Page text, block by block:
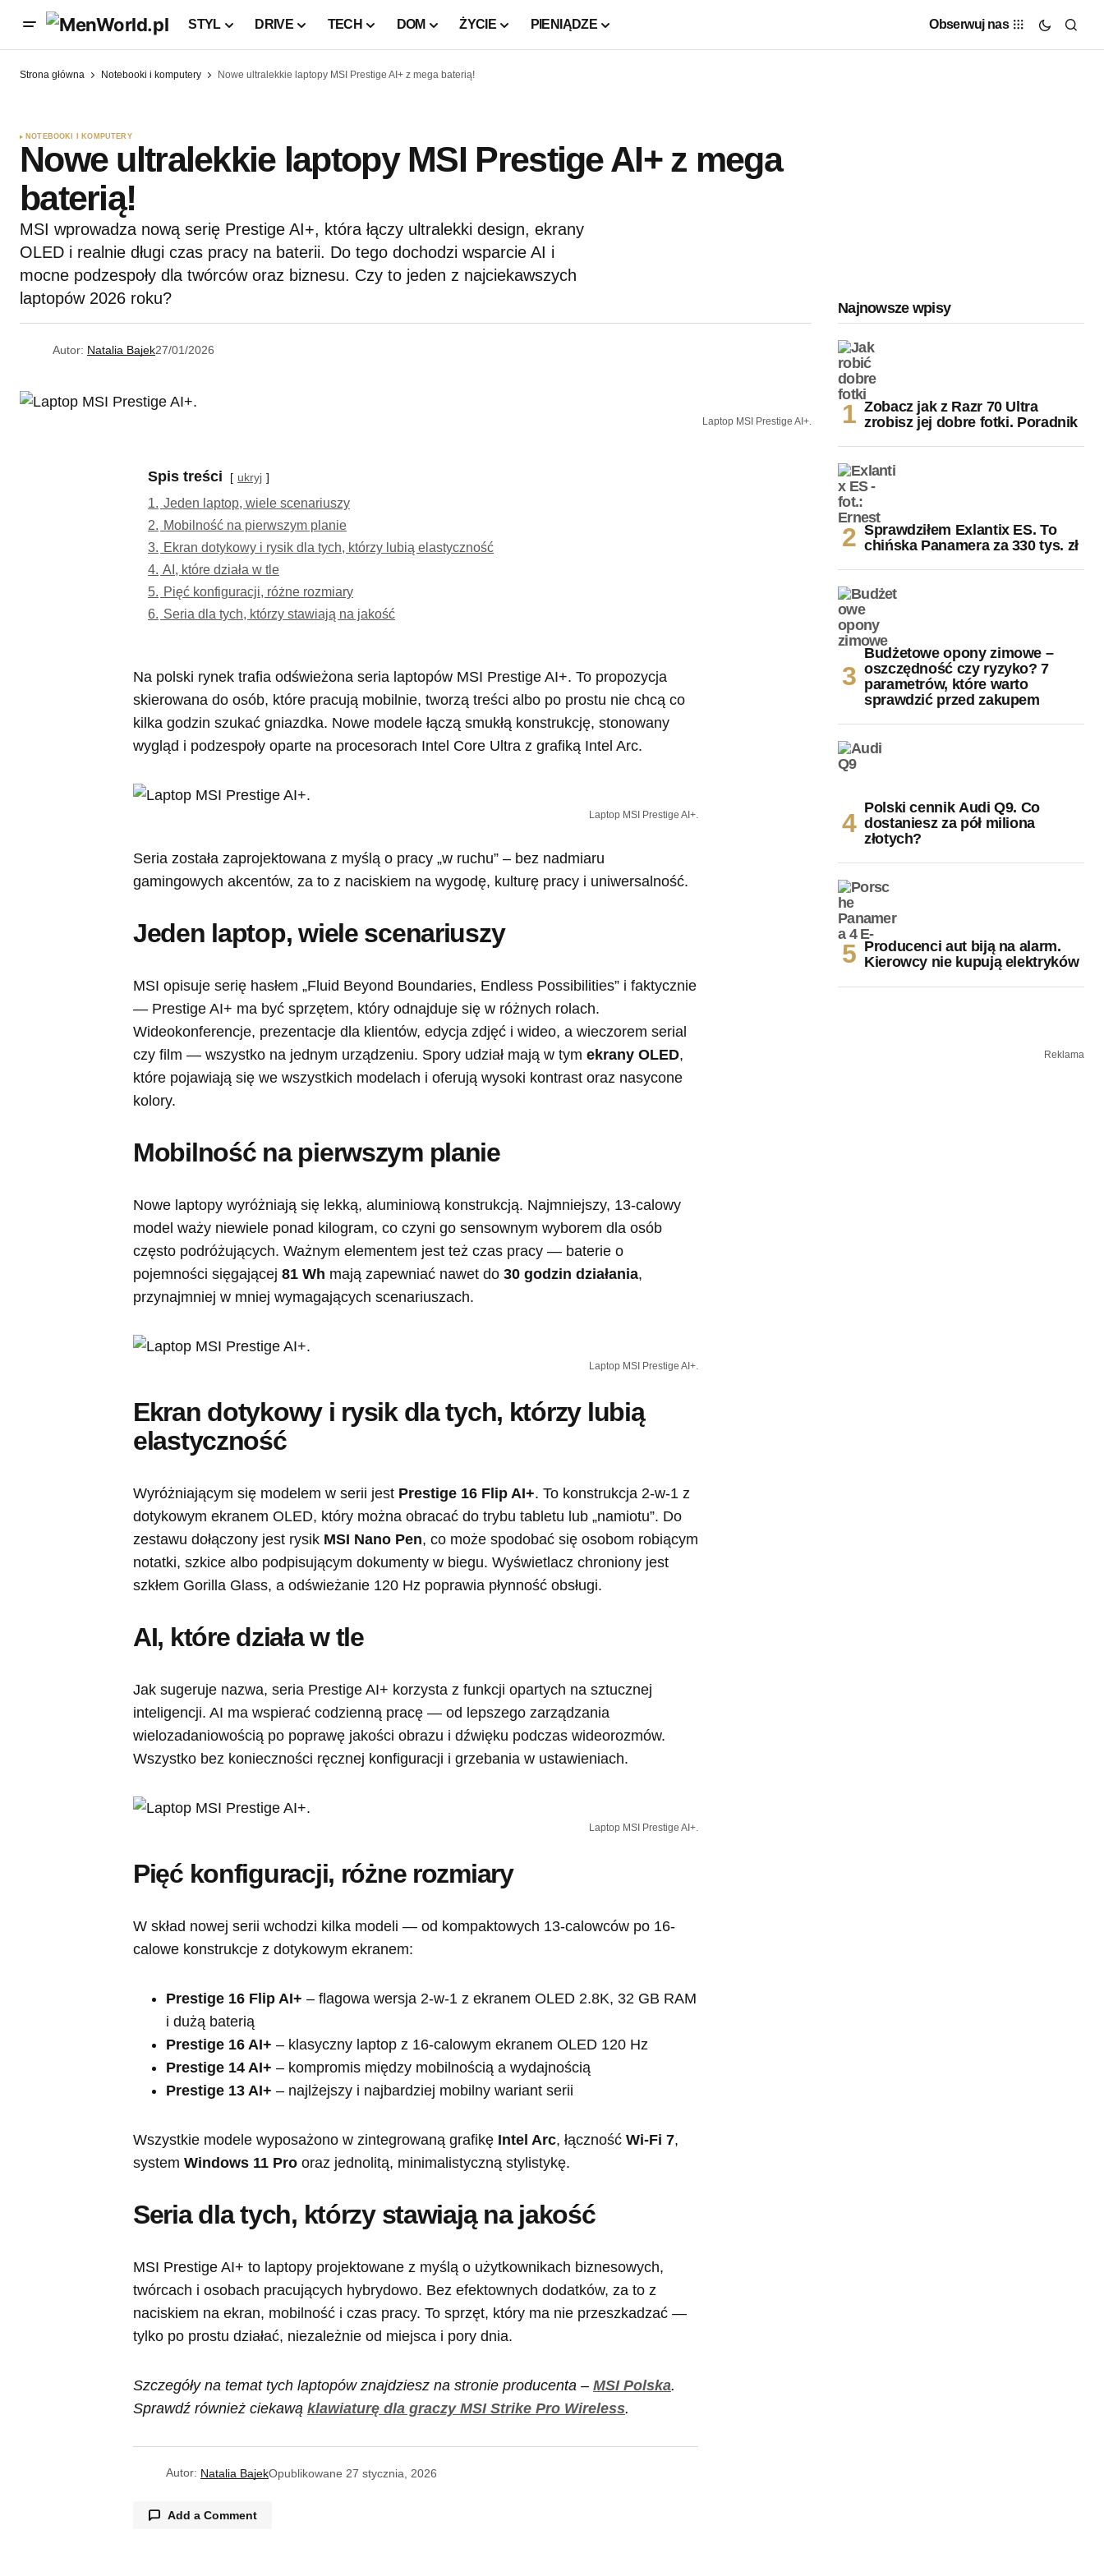
STYL DRIVE TECH DOM ŻYCIE PIENIĄDZE Obserwuj nas
Strona główna Notebooki i komputery Nowe ultralekkie laptopy MSI Prestige AI+ z mega baterią!
NOTEBOOKI I KOMPUTERY
Nowe ultralekkie laptopy MSI Prestige AI+ z mega
baterią!
MSI wprowadza nową serię Prestige AI+, która łączy ultralekki design, ekrany
OLED i realnie długi czas pracy na baterii. Do tego dochodzi wsparcie AI i
mocne podzespoły dla twórców oraz biznesu. Czy to jeden z najciekawszych
laptopów 2026 roku?
Autor: Natalia Bajek27/01/2026
Laptop MSI Prestige AI+.
Spis treści ukryj
1. Jeden laptop, wiele scenariuszy
2. Mobilność na pierwszym planie
3. Ekran dotykowy i rysik dla tych, którzy lubią elastyczność
4. AI, które działa w tle
5. Pięć konfiguracji, różne rozmiary
6. Seria dla tych, którzy stawiają na jakość
Na polski rynek trafia odświeżona seria laptopów MSI Prestige AI+. To propozycja
skierowana do osób, które pracują mobilnie, tworzą treści albo po prostu nie chcą co
kilka godzin szukać gniazdka. Nowe modele łączą smukłą konstrukcję, stonowany
wygląd i podzespoły oparte na procesorach Intel Core Ultra z grafiką Intel Arc.
Laptop MSI Prestige AI+.
Seria została zaprojektowana z myślą o pracy „w ruchu” – bez nadmiaru
gamingowych akcentów, za to z naciskiem na wygodę, kulturę pracy i uniwersalność.
Jeden laptop, wiele scenariuszy
MSI opisuje serię hasłem „Fluid Beyond Boundaries, Endless Possibilities” i faktycznie
— Prestige AI+ ma być sprzętem, który odnajduje się w różnych rolach.
Wideokonferencje, prezentacje dla klientów, edycja zdjęć i wideo, a wieczorem serial
czy film — wszystko na jednym urządzeniu. Spory udział mają w tym ekrany OLED,
które pojawiają się we wszystkich modelach i oferują wysoki kontrast oraz nasycone
kolory.
Mobilność na pierwszym planie
Nowe laptopy wyróżniają się lekką, aluminiową konstrukcją. Najmniejszy, 13-calowy
model waży niewiele ponad kilogram, co czyni go sensownym wyborem dla osób
często podróżujących. Ważnym elementem jest też czas pracy — baterie o
pojemności sięgającej 81 Wh mają zapewniać nawet do 30 godzin działania,
przynajmniej w mniej wymagających scenariuszach.
Laptop MSI Prestige AI+.
Ekran dotykowy i rysik dla tych, którzy lubią
elastyczność
Wyróżniającym się modelem w serii jest Prestige 16 Flip AI+. To konstrukcja 2-w-1 z
dotykowym ekranem OLED, który można obracać do trybu tabletu lub „namiotu”. Do
zestawu dołączony jest rysik MSI Nano Pen, co może spodobać się osobom robiącym
notatki, szkice albo podpisującym dokumenty w biegu. Wyświetlacz chroniony jest
szkłem Gorilla Glass, a odświeżanie 120 Hz poprawia płynność obsługi.
AI, które działa w tle
Jak sugeruje nazwa, seria Prestige AI+ korzysta z funkcji opartych na sztucznej
inteligencji. AI ma wspierać codzienną pracę — od lepszego zarządzania
wielozadaniowością po poprawę jakości obrazu i dźwięku podczas wideorozmów.
Wszystko bez konieczności ręcznej konfiguracji i grzebania w ustawieniach.
Laptop MSI Prestige AI+.
Pięć konfiguracji, różne rozmiary
W skład nowej serii wchodzi kilka modeli — od kompaktowych 13-calowców po 16-
calowe konstrukcje z dotykowym ekranem:
Prestige 16 Flip AI+ – flagowa wersja 2-w-1 z ekranem OLED 2.8K, 32 GB RAM
i dużą baterią
Prestige 16 AI+ – klasyczny laptop z 16-calowym ekranem OLED 120 Hz
Prestige 14 AI+ – kompromis między mobilnością a wydajnością
Prestige 13 AI+ – najlżejszy i najbardziej mobilny wariant serii
Wszystkie modele wyposażono w zintegrowaną grafikę Intel Arc, łączność Wi-Fi 7,
system Windows 11 Pro oraz jednolitą, minimalistyczną stylistykę.
Seria dla tych, którzy stawiają na jakość
MSI Prestige AI+ to laptopy projektowane z myślą o użytkownikach biznesowych,
twórcach i osobach pracujących hybrydowo. Bez efektownych dodatków, za to z
naciskiem na ekran, mobilność i czas pracy. To sprzęt, który ma nie przeszkadzać —
tylko po prostu działać, niezależnie od miejsca i pory dnia.
Szczegóły na temat tych laptopów znajdziesz na stronie producenta – MSI Polska.
Sprawdź również ciekawą klawiaturę dla graczy MSI Strike Pro Wireless.
Autor: Natalia BajekOpublikowane 27 stycznia, 2026
Add a Comment
Najnowsze wpisy
Zobacz jak z Razr 70 Ultra
zrobisz jej dobre fotki. Poradnik
Sprawdziłem Exlantix ES. To
chińska Panamera za 330 tys. zł
Budżetowe opony zimowe –
oszczędność czy ryzyko? 7
parametrów, które warto
sprawdzić przed zakupem
Polski cennik Audi Q9. Co
dostaniesz za pół miliona
złotych?
Producenci aut biją na alarm.
Kierowcy nie kupują elektryków
Reklama